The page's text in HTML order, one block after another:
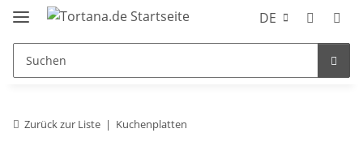
DE
Zurück zur Liste Kuchenplatten